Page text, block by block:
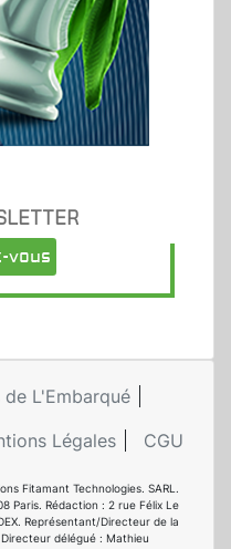
vous
L'Embarqué
Légales CGU
Fitamant Technologies. SARL.
Paris. Rédaction : 2 rue Félix Le
Représentant/Directeur de la
délégué : Mathieu